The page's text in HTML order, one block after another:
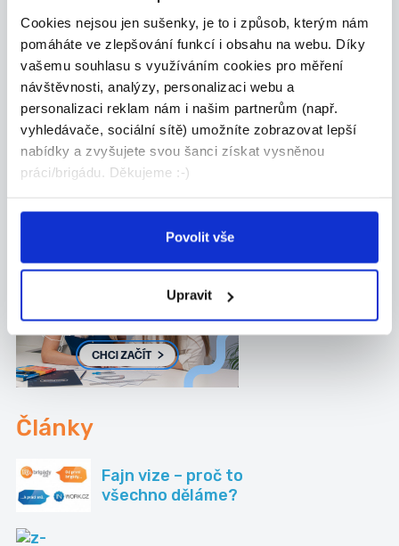
Cookies nejsou jen sušenky, je to i způsob, kterým nám
pomáháte ve zlepšování funkcí i obsahu na webu. Díky
vašemu souhlasu s využíváním cookies pro měření
návštěvnosti, analýzy, personalizaci webu a
personalizaci reklam nám i našim partnerům (např.
vyhledávače, sociální sítě) umožníte zobrazovat lepší
nabídky a zvyšujete svou šanci získat vysněnou
práci/brigádu. Děkujeme :-)
Povolit vše
Upravit
Administrativa
Manuální
Obchod-služby
Ostatní
Články
Fajn vize – proč to
všechno děláme?